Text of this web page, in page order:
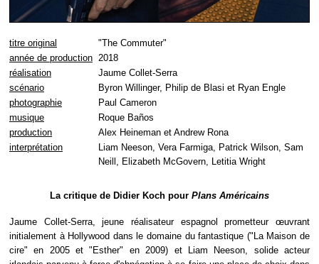
titre original
"The Commuter"
année de production 2018
réalisation
Jaume Collet-Serra
scénario
Byron Willinger, Philip de Blasi et Ryan Engle
photographie
Paul Cameron
musique
Roque Baños
production
Alex Heineman et Andrew Rona
interprétation
Liam Neeson, Vera Farmiga, Patrick Wilson, Sam
Neill, Elizabeth McGovern, Letitia Wright
La critique de Didier Koch pour Plans Américains
Jaume Collet-Serra, jeune réalisateur espagnol prometteur œuvrant
initialement à Hollywood dans le domaine du fantastique ("La Maison de
cire" en 2005 et "Esther" en 2009) et Liam Neeson, solide acteur